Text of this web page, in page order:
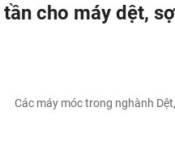
tần cho máy dệt,
móc trong nghành Dệt,